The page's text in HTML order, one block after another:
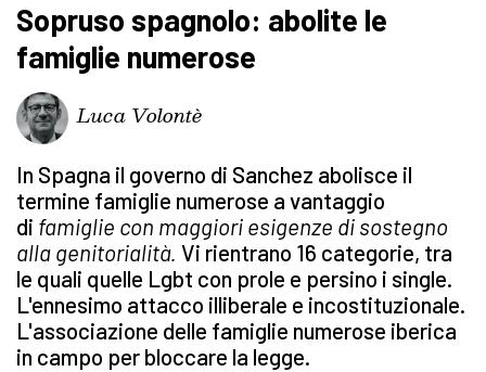
Sopruso spagnolo: abolite le
famiglie numerose
Luca Volontè
In Spagna il governo di Sanchez abolisce il
termine famiglie numerose a vantaggio
di famiglie con maggiori esigenze di sostegno
alla genitorialità. Vi rientrano 16 categorie, tra
le quali quelle Lgbt con prole e persino i single.
L'ennesimo attacco illiberale e incostituzionale.
L'associazione delle famiglie numerose iberica
in campo per bloccare la legge.